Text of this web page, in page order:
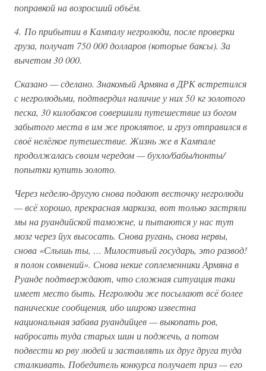
поправкой на возросший объём.
4. По прибытии в Кампалу негролюди, после проверки
груза, получат 750 000 долларов (которые баксы). За
вычетом 30 000.
Сказано — сделано. Знакомый Армяна в ДРК встретился
с негролюдьми, подтвердил наличие у них 50 кг золотого
песка, 30 килобаксов совершили путешествие из богом
забытого места в им же проклятое, и груз отправился в
своё нелёгкое путешествие. Жизнь же в Кампале
продолжалась своим чередом — бухло/бабы/понты/
попытки купить золото.
Через неделю-другую снова подают весточку негролюди
— всё хорошо, прекрасная маркиза, вот только застряли
мы на руандийской таможне, и пытаются у нас тут
мозг через йух высосать. Снова ругань, снова нервы,
снова «Слышь ты, … Милостивый государь, это развод!
я полон сомнений». Снова некие соплеменники Армяна в
Руанде подтверждают, что сложная ситуация таки
имеет место быть. Негролюди же посылают всё более
панические сообщения, ибо широко известна
национальная забава руандийцев — выкопать ров,
набросать туда старых шин и поджечь, а потом
подвести ко рву людей и заставлять их друг друга туда
сталкивать. Победитель конкурса получает приз — его